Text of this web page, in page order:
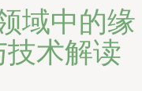
域中的缘
术解读